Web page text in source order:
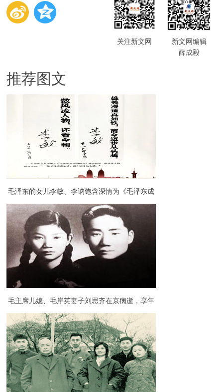
关注新文网
新文网编辑
薛成毅
推荐图文
毛泽东的女儿李敏、李讷饱含深情为《毛泽东成
功的秘诀》一书题字
毛主席儿媳、毛岸英妻子刘思齐在京病逝，享年
92岁